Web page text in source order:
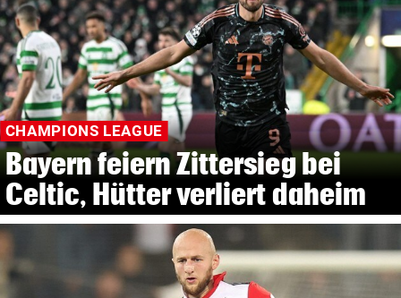
CHAMPIONS LEAGUE
Bayern feiern Zittersieg bei
Celtic, Hütter verliert daheim